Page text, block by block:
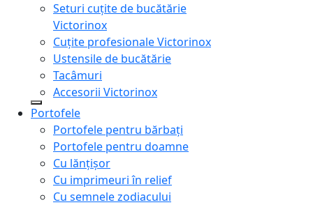
Seturi cuțite de bucătărie
Victorinox
Cuțite profesionale Victorinox
Ustensile de bucătărie
Tacâmuri
Accesorii Victorinox
Portofele
Portofele pentru bărbați
Portofele pentru doamne
Cu lănțișor
Cu imprimeuri în relief
Cu semnele zodiacului